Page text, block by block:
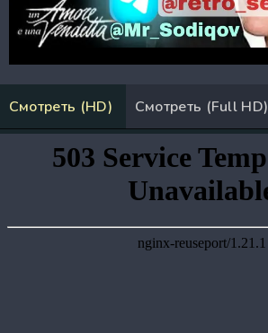
Смотреть (HD) Смотреть (Full HD)